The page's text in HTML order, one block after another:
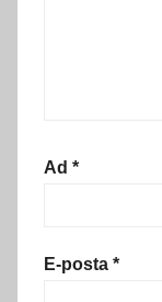
Ad *
E-posta *